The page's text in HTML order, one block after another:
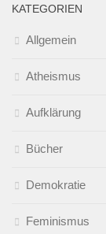
KATEGORIEN
Allgemein
Atheismus
Aufklärung
Bücher
Demokratie
Feminismus